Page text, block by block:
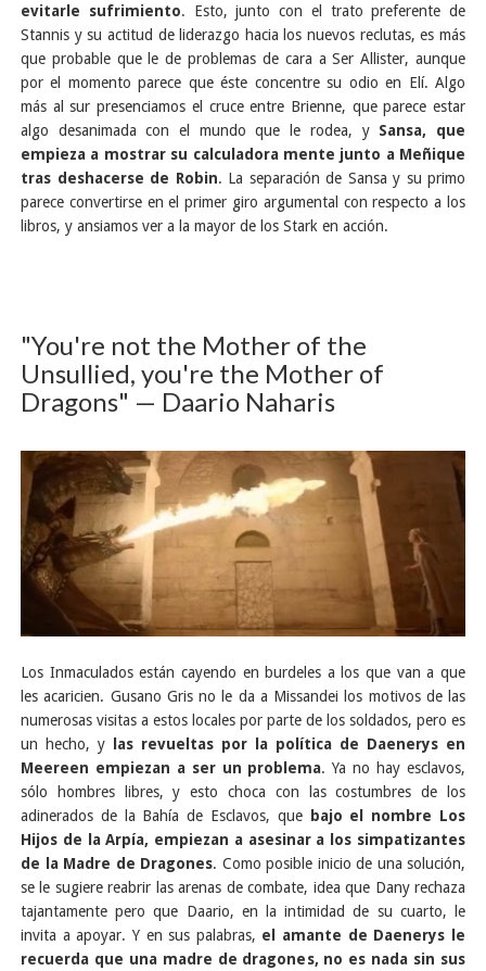
evitarle sufrimiento. Esto, junto con el trato preferente de
Stannis y su actitud de liderazgo hacia los nuevos reclutas, es más
que probable que le de problemas de cara a Ser Allister, aunque
por el momento parece que éste concentre su odio en Elí. Algo
más al sur presenciamos el cruce entre Brienne, que parece estar
algo desanimada con el mundo que le rodea, y Sansa, que
empieza a mostrar su calculadora mente junto a Meñique
tras deshacerse de Robin. La separación de Sansa y su primo
parece convertirse en el primer giro argumental con respecto a los
libros, y ansiamos ver a la mayor de los Stark en acción.
"You're not the Mother of the
Unsullied, you're the Mother of
Dragons" — Daario Naharis
Los Inmaculados están cayendo en burdeles a los que van a que
les acaricien. Gusano Gris no le da a Missandei los motivos de las
numerosas visitas a estos locales por parte de los soldados, pero es
un hecho, y
las revueltas por la política de Daenerys en
Meereen empiezan a ser un problema. Ya no hay esclavos,
sólo hombres libres, y esto choca con las costumbres de los
adinerados de la Bahía de Esclavos, quebajo el nombre Los
Hijos de la Arpía, empiezan a asesinar a los simpatizantes
de la Madre de Dragones. Como posible inicio de una solución,
se le sugiere reabrir las arenas de combate, idea que Dany rechaza
tajantamente pero que Daario, en la intimidad de su cuarto, le
invita a apoyar. Y en sus palabras, el amante de Daenerys le
recuerda que una madre de dragones, no es nada sin sus